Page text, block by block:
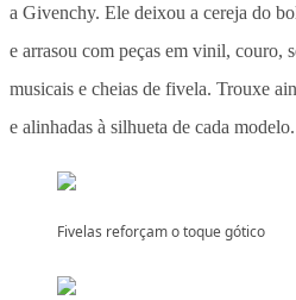
a Givenchy. Ele deixou a cereja do
e arrasou com peças em vinil, couro,
musicais e cheias de fivela. Trouxe
e alinhadas à silhueta de cada modelo.
Fivelas reforçam o toque gótico